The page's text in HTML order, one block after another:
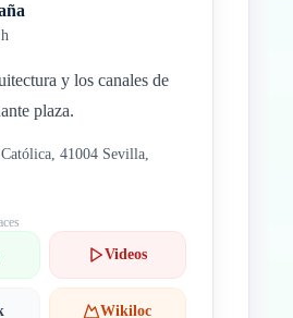
y los canales de
plaza.
41004 Sevilla,
Videos
Wikiloc